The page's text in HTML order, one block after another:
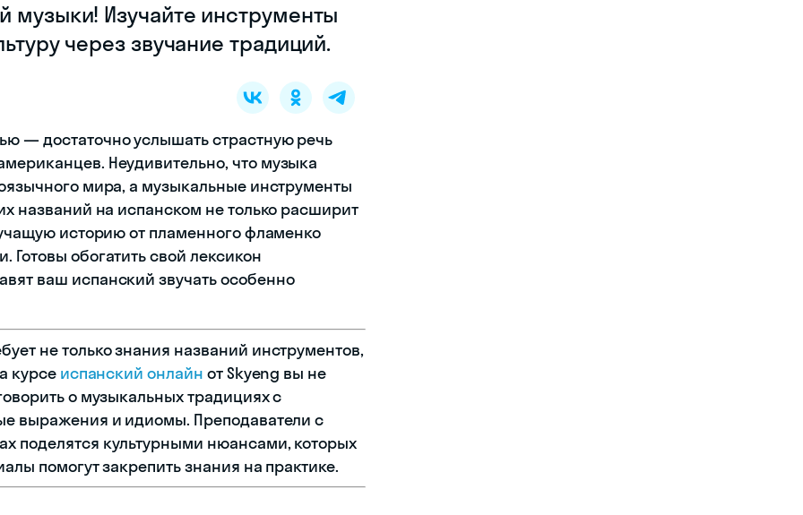
музыки! Изучайте инструменты
через звучание традиций.
— достаточно услышать страстную речь
Неудивительно, что музыка
мира, а музыкальные инструменты
названий на испанском не только расширит
историю от пламенного фламенко
обогатить свой лексикон
ваш испанский звучать особенно
не только знания названий инструментов,
курсе испанский онлайн от Skyeng вы не
о музыкальных традициях с
выражения и идиомы. Преподаватели с
поделятся культурными нюансами, которых
помогут закрепить знания на практике.